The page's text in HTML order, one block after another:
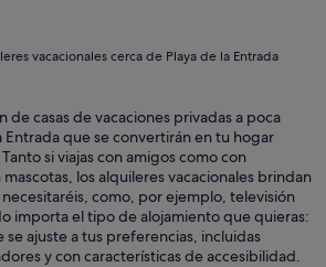
vacacionales cerca de Playa de la Entrada
de casas de vacaciones privadas a poca
Entrada que se convertirán en tu hogar
si viajas con amigos como con
los alquileres vacacionales brindan
como, por ejemplo, televisión
importa el tipo de alojamiento que quieras:
se ajuste a tus preferencias, incluidas
y con características de accesibilidad.